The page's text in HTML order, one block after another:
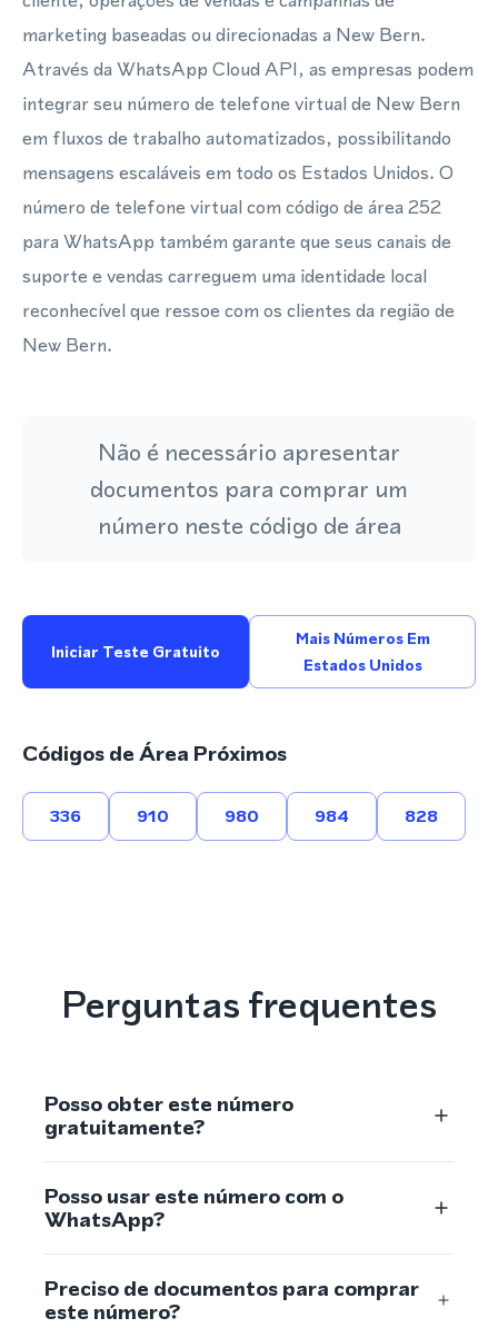
marketing baseadas ou direcionadas a New Bern.
Através da WhatsApp Cloud API, as empresas podem
integrar seu número de telefone virtual de New Bern
em fluxos de trabalho automatizados, possibilitando
mensagens escaláveis em todo os Estados Unidos. O
número de telefone virtual com código de área 252
para WhatsApp também garante que seus canais de
suporte e vendas carreguem uma identidade local
reconhecível que ressoe com os clientes da região de
New Bern.
Não é necessário apresentar
documentos para comprar um
número neste código de área
Iniciar Teste Gratuito
Mais Números Em
Estados Unidos
Códigos de Área Próximos
336 910 980 984 828
Perguntas frequentes
Posso obter este número
gratuitamente?
Posso usar este número com o
WhatsApp?
Preciso de documentos para comprar
este número?